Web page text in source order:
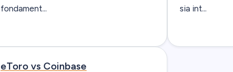
fondament...
sia int...
eToro vs Coinbase